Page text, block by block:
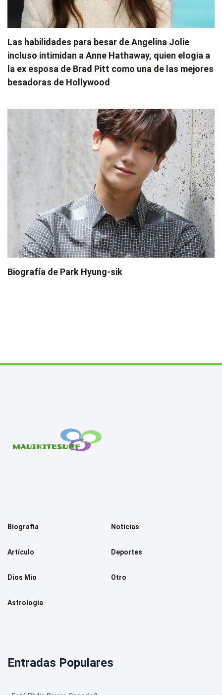
Las habilidades para besar de Angelina Jolie
incluso intimidan a Anne Hathaway, quien elogia a
la ex esposa de Brad Pitt como una de las mejores
besadoras de Hollywood
Biografía de Park Hyung-sik
Biografía Noticias
Artículo Deportes
Dios Mio Otro
Astrología
Entradas Populares